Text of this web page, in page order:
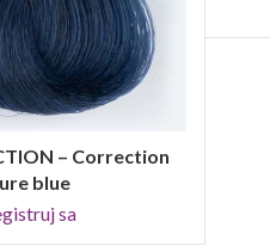
SA
– Correction
blue
sa